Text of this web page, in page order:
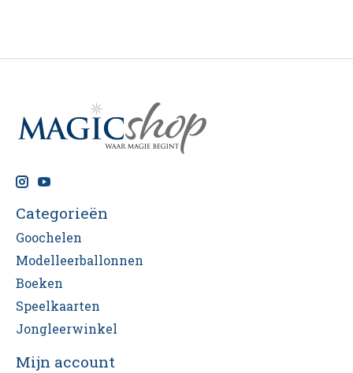
Categorieën
Goochelen
Modelleerballonnen
Boeken
Speelkaarten
Jongleerwinkel
Mijn account